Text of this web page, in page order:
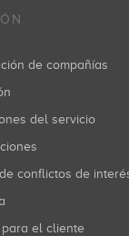
de compañías
del servicio
conflictos de
para el cliente